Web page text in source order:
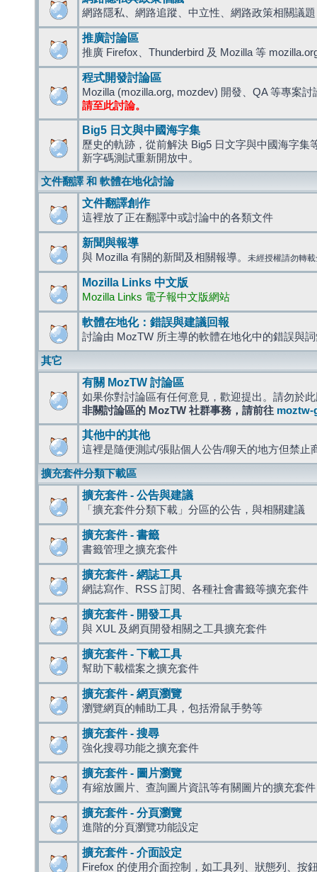
網路隱私、網路追蹤、中立性、網路政策相關議題
推廣討論區
推廣 Firefox、Thunderbird 及 Mozilla 等
程式開發討論區
Mozilla (mozilla.org, mozdev) 開發、QA 等專案討
請至此討論。
Big5 日文與中國海字集
歷史的軌跡，從前解決 Big5 日文字與中國海字集
新字碼測試重新開放中。
文件翻譯 和 軟體在地化討論
文件翻譯創作
這裡放了正在翻譯中或討論中的各類文件
新聞與報導
與 Mozilla 有關的新聞及相關報導。 未經授權請勿轉
Mozilla Links 中文版
Mozilla Links 電子報中文版網站
軟體在地化：錯誤與建議回報
討論由 MozTW 所主導的軟體在地化中的錯誤與
其它
有關 MozTW 討論區
如果你對討論區有任何意見，歡迎提出。請勿於
非關討論區的 MozTW 社群事務，請前往 moztw-
其他中的其他
這裡是隨便測試/張貼個人公告/聊天的地方但禁止
擴充套件分類下載區
擴充套件 - 公告與建議
「擴充套件分類下載」分區的公告，與相關建議
擴充套件 - 書籤
書籤管理之擴充套件
擴充套件 - 網誌工具
網誌寫作、RSS 訂閱、各種社會書籤等擴充套件
擴充套件 - 開發工具
與 XUL 及網頁開發相關之工具擴充套件
擴充套件 - 下載工具
幫助下載檔案之擴充套件
擴充套件 - 網頁瀏覽
瀏覽網頁的輔助工具，包括滑鼠手勢等
擴充套件 - 搜尋
強化搜尋功能之擴充套件
擴充套件 - 圖片瀏覽
有縮放圖片、查詢圖片資訊等有關圖片的擴充套件
擴充套件 - 分頁瀏覽
進階的分頁瀏覽功能設定
擴充套件 - 介面設定
Firefox 的使用介面控制，如工具列、狀態列、按